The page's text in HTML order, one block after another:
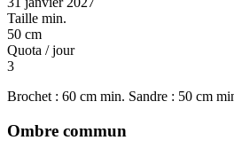
Taille min.
50 cm
Quota / jour
3
Brochet : 60 cm min. Sandre : 50 cm
Ombre commun